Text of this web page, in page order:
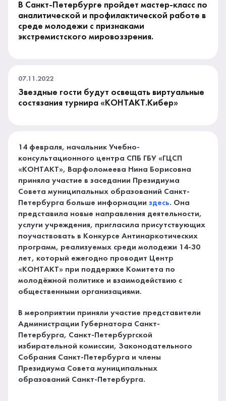
В Санкт-Петербурге пройдет мастер-класс по
аналитической и профилактической работе в
среде молодежи с признаками
экстремистского мировоззрения.
07.11.2022
Звездные гости будут освещать виртуальные
состязания турнира «КОНТАКТ.Кибер»
14 февраля, начальник Учебно-
консультационного центра СПБ ГБУ «ГЦСП
«КОНТАКТ», Варфоломеева Нина Борисовна
приняла участие в заседании Президиума
Совета муниципальных образований Санкт-
Петербурга больше информацииздесь. Она
представила новые направления деятельности,
услуги учреждения, пригласила присутствующих
поучаствовать в Конкурсе Антинаркотических
программ, реализуемых среди молодежи 14-30
лет, который ежегодно проводит Центр
«КОНТАКТ» при поддержке Комитета по
молодёжной политике и взаимодействию с
общественными организациями.
В мероприятии приняли участие представители
Администрации Губернатора Санкт-
Петербурга, Санкт-Петербургской
избирательной комиссии, Законодательного
Собрания Санкт-Петербурга и члены
Президиума Совета муниципальных
образований Санкт-Петербурга.